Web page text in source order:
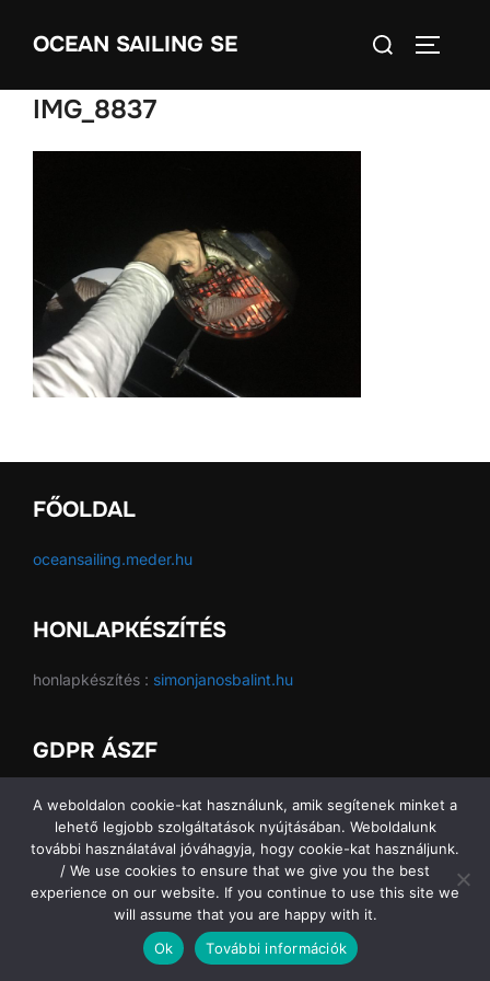
OCEAN SAILING SE
Search
IMG_8837
FŐOLDAL
oceansailing.meder.hu
HONLAPKÉSZÍTÉS
honlapkészítés : simonjanosbalint.hu
GDPR ÁSZF
GDPR ÁSZF
Copyright © 2026 Ocean Sailing SE
A weboldalon cookie-kat használunk, amik segítenek minket a
lehető legjobb szolgáltatások nyújtásában. Weboldalunk
további használatával jóváhagyja, hogy cookie-kat használjunk.
/ We use cookies to ensure that we give you the best
experience on our website. If you continue to use this site we
will assume that you are happy with it.
Ok
További információk